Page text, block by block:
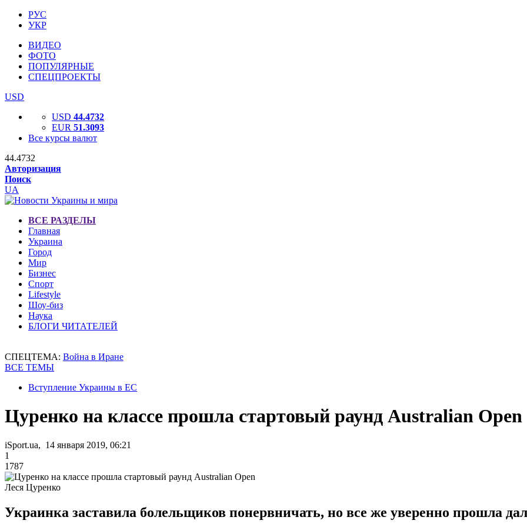
РУС
УКР
ВИДЕО
ФОТО
ПОПУЛЯРНЫЕ
СПЕЦПРОЕКТЫ
USD
USD 44.4732
EUR 51.3093
Все курсы валют
44.4732
Авторизация
Поиск
UA
ВСЕ РАЗДЕЛЫ
Главная
Украина
Город
Мир
Бизнес
Спорт
Lifestyle
Шоу-биз
Наука
БЛОГИ ЧИТАТЕЛЕЙ
СПЕЦТЕМА: Война в Иране
ВСЕ ТЕМЫ
Вступление Украины в ЕС
Цуренко на классе прошла стартовый раунд Australian Open
iSport.ua, 14 января 2019, 06:21
1
1787
Леся Цуренко
Украинка заставила болельщиков понервничать, но все же уверенно прошла